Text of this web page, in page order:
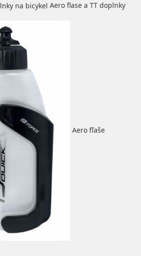
Aero flase a TT doplnky
Aero fľaše